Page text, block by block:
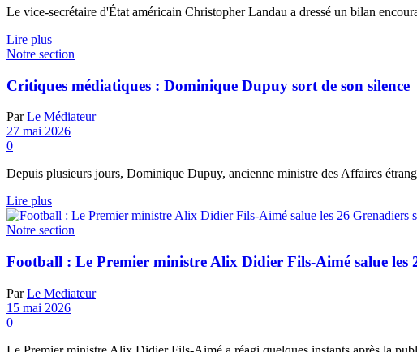
Le vice-secrétaire d'État américain Christopher Landau a dressé un bilan
Lire plusDetails
Notre section
Critiques médiatiques : Dominique Dupuy sort de son silence
Par Le Médiateur
27 mai 2026
0
Depuis plusieurs jours, Dominique Dupuy, ancienne ministre des Affaires
Lire plusDetails
Notre section
Football : Le Premier ministre Alix Didier Fils-Aimé salue les
Par Le Mediateur
15 mai 2026
0